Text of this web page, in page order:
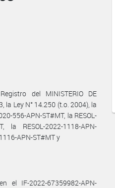
del MINISTERIO DE
la Ley N° 14.250 (t.o. 2004), la
556-APN-ST#MT, la RESOL-
la RESOL-2022-1118-APN-
APN-ST#MT y
el IF-2022-67359982-APN-